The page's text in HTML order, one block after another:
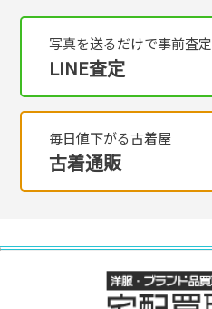
写真を送るだけで事前査定
LINE査定
毎日値下がる古着屋
古着通販